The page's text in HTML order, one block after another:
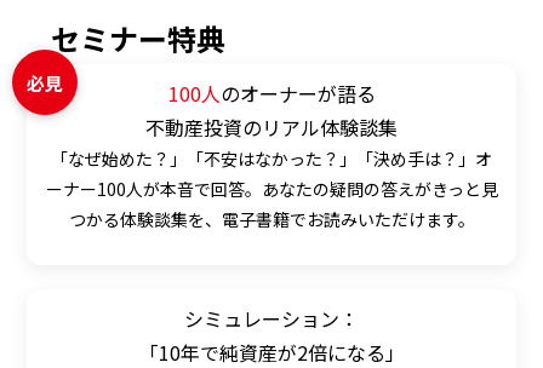
セミナー特典
必見 100人のオーナーが語る
不動産投資のリアル体験談集
「なぜ始めた？」「不安はなかった？」「決め手は？」オ
ーナー100人が本音で回答。あなたの疑問の答えがきっと見
つかる体験談集を、電子書籍でお読みいただけます。
シミュレーション：
「10年で純資産が2倍になる」